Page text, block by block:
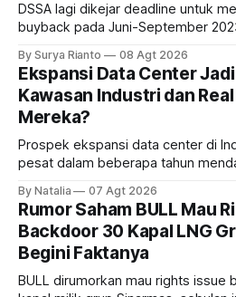
DSSA lagi dikejar deadline untuk
buyback pada Juni-September
By Surya Rianto 08 Agt 2026
Ekspansi Data Center
Kawasan Industri dan
Mereka?
Prospek ekspansi data center di
pesat dalam beberapa tahun
estate, ada siapa saja mereka?
By Natalia 07 Agt 2026
Rumor Saham BULL Mau
Backdoor 30 Kapal LNG
Begini Faktanya
BULL dirumorkan mau rights issue